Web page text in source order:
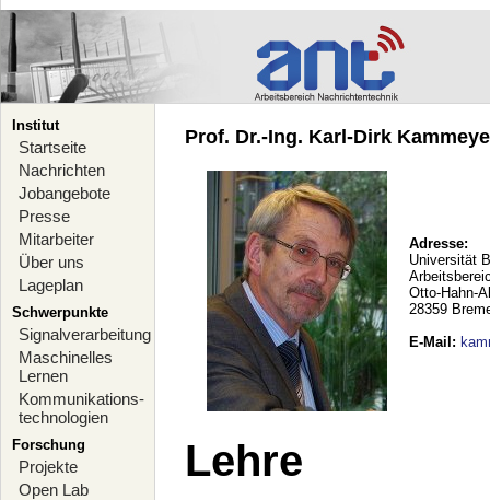
Institut
Startseite
Nachrichten
Jobangebote
Presse
Mitarbeiter
Über uns
Lageplan
Schwerpunkte
Signalverarbeitung
Maschinelles
Lernen
Kommunikations-
technologien
Forschung
Projekte
Open Lab
Prof. Dr.-Ing. Karl-Dirk
Adresse:
Universität
Otto-Hahn-
28359
E-Mail :
Lehre